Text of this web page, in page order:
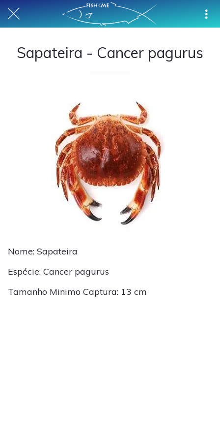
Sapateira - Cancer pagurus
Nome: Sapateira
Espécie: Cancer pagurus
Tamanho Minimo Captura: 13 cm